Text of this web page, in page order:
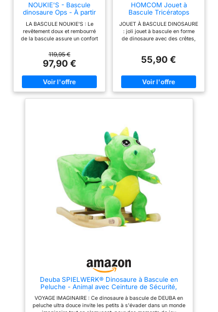
NOUKIE'S - Bascule
dinosaure Ops - À partir
ceinture de sécurité,
Bleu
LA BASCULE NOUKIE'S : Le
revêtement doux et rembourré
de la bascule assure un confort
poignées et le socle de la
bascule sont fabriqués en bois
de qualité moderne et épurée,
offrant une prise en main ferme
et sécurisée JOUER EN TOUTE
SÉCURITÉ : Offrez à votre
est un excellent moyen de
développer leur sens de
l'équilibre tout en s'amusant :
des heures de jeu en
perspective UNE MARQUE QUI
AIME LES ENFANTS : Depuis
plus de 20 ans, c’est avec
passion que nous
accompagnons vos bébés, de
la naissance à leurs 8 ans. Forte
de son savoir-faire, Noukie’s a
119,95 €
97,90 €
HOMCOM Jouet à
Bascule Tricératops
Peuplier Polyester
64x30x54cm Vert
JOUET À BASCULE DINOSAURE
: joli jouet à bascule en forme
de dinosaure avec des crêtes,
votre enfant - Jouet à bascule
36 mois sous la surveillance
d'un adulte - Jouet idéal pour
apprendre l'équilibre
GRAND CONFORT : peluche
dinosaure grand confort :
rembourrage en mousse et
revêtement en peluche douce
haute densité 400 g/m²
SÉCURITÉ : normes de
certification EN71-1-2-3,
EN62115 - Equipé de 2 poignées
et d'un système anti-
basculement, vous êtes sûr que
votre enfant s'amusera en toute
sécurité. MATÉRIAUX DE
QUALITÉ, MONTAGE FACILE :
conception et construction de
qualité avec structure en métal
55,90 €
Deuba SPIELWERK® Dinosaure à Bascule en
Peluche - Animal avec Ceinture de Sécurité,
Entraînement Équilibre et Fonction Sonore
VOYAGE IMAGINAIRE : Ce dinosaure à bascule de DEUBA en
peluche ultra douce invite les petits à s'évader dans un monde